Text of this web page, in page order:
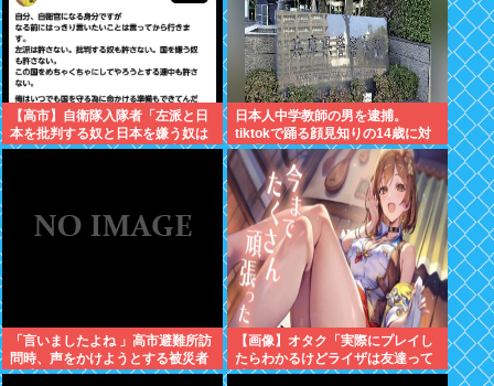
【高市】自衛隊入隊者「左派と日
本を批判する奴と日本を嫌う奴は
許さない。俺はいつでも国守る為
日本人中学教師の男を逮捕。
tiktokで踊る顔見知りの14歳に対
し「全部見えるように。下も見せ
ていいねんで」とコメント
「言いましたよね 」高市避難所訪
問時、声をかけようとする被災者
を威圧する謎のハゲガードマンが
【画像】オタク「実際にプレイし
たらわかるけどライザは友達って
感じで性的な目では見れないw」